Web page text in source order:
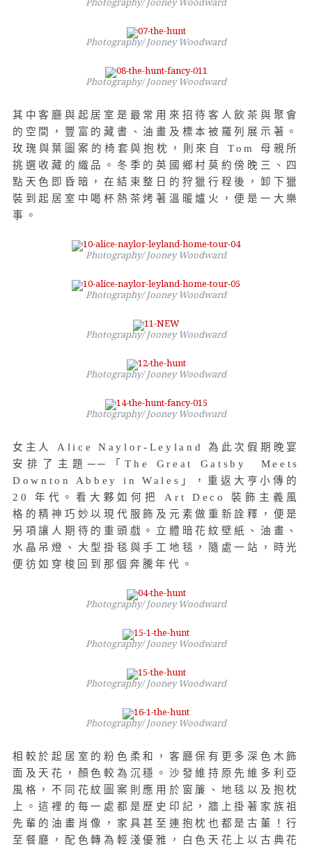
Photography/ Jooney Woodward
Photography/ Jooney Woodward
其中客廳與起居室是最常用來招待客人飲茶與聚會
的空間，豐富的藏書、油畫及標本被羅列展示著。
玫瑰與葉圖案的椅套與抱枕，則來自 Tom 母親所
挑選收藏的織品。冬季的英國鄉村莫約傍晚三、四
點天色即昏暗，在結束整日的狩獵行程後，卸下獵
裝到起居室中喝杯熱茶烤著溫暖爐火，便是一大樂
事。
Photography/ Jooney Woodward
Photography/ Jooney Woodward
Photography/ Jooney Woodward
Photography/ Jooney Woodward
Photography/ Jooney Woodward
女主人 Alice Naylor-Leyland 為此次假期晚宴
安排了主題──「The Great Gatsby Meets
Downton Abbey in Wales」，重返大亨小傳的
20 年代。看大夥如何把 Art Deco 裝飾主義風
格的精神巧妙以現代服飾及元素做重新詮釋，便是
另項讓人期待的重頭戲。立體暗花紋壁紙、油畫、
水晶吊燈、大型掛毯與手工地毯，隨處一站，時光
便彷如穿梭回到那個奔騰年代。
Photography/ Jooney Woodward
Photography/ Jooney Woodward
Photography/ Jooney Woodward
Photography/ Jooney Woodward
相較於起居室的粉色柔和，客廳保有更多深色木飾
面及天花，顏色較為沉穩。沙發維持原先維多利亞
風格，不同花紋圖案則應用於窗簾、地毯以及抱枕
上。這裡的每一處都是歷史印記，牆上掛著家族祖
先輩的油畫肖像，家具甚至連抱枕也都是古董！行
至餐廳，配色轉為輕淺優雅，白色天花上以古典花